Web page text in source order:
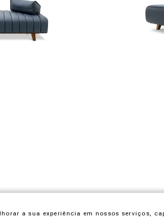
a sua experiência em nossos serviços,